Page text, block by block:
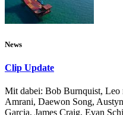
News
Clip Update
Mit dabei: Bob Burnquist, Leo
Amrani, Daewon Song,
Garcia, James Craig, Evan